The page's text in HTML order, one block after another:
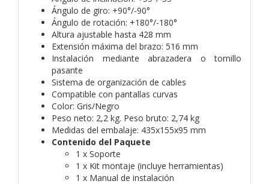
Ángulo de giro: +90°/-90°
Ángulo de rotación: +180°/-180°
Altura ajustable hasta 428 mm
Extensión máxima del brazo: 516 mm
Instalación mediante abrazadera o tornillo
pasante
Sistema de organización de cables
Compatible con pantallas curvas
Color: Gris/Negro
Peso neto: 2,2 kg. Peso bruto: 2,74 kg
Medidas del embalaje: 435x155x95 mm
Contenido del Paquete
1 x Soporte
1 x Kit montaje (incluye herramientas)
1 x Manual de instalación